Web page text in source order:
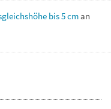
bis5cman